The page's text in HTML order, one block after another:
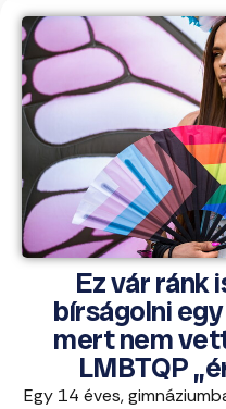
Ez vár ránk
bírságolni
mert nem
LMBTQP
Egy 14 éves,